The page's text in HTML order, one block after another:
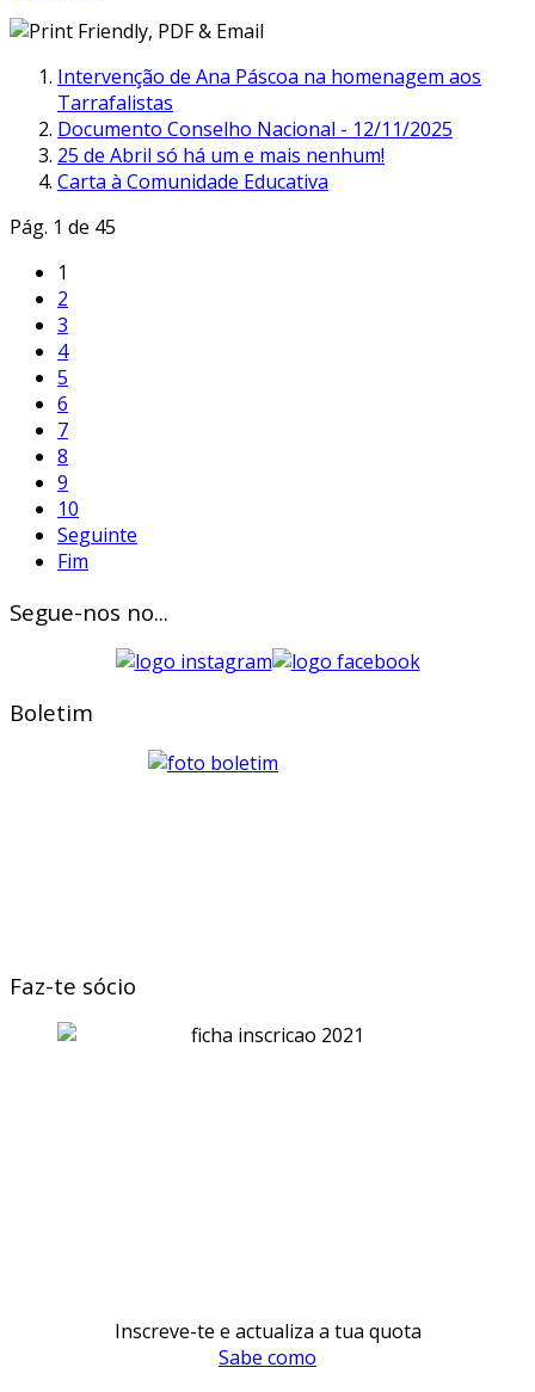
Intervenção de Ana Páscoa na homenagem aos
Tarrafalistas
Documento Conselho Nacional - 12/11/2025
25 de Abril só há um e mais nenhum!
Carta à Comunidade Educativa
Pág. 1 de 45
1
2
3
4
5
6
7
8
9
10
Seguinte
Fim
Segue-nos no...
Boletim
Faz-te sócio
Inscreve-te e actualiza a tua quota
Sabe como